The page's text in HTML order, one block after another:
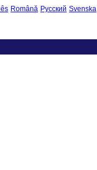
Română Русский Svenska